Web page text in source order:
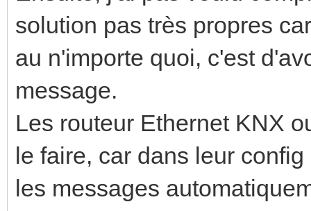
solution pas très propres
au n'importe quoi, c'est
message.
Les routeur Ethernet KNX
le faire, car dans leur
les messages